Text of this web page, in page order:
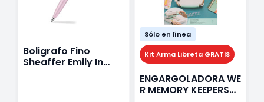
Boligrafo Fino
Sheaffer Emily In
Sólo en línea
Kit Arma Libreta GRATIS
ENGARGOLADORA WE
R MEMORY KEEPERS